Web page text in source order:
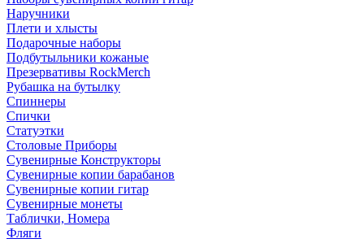
Наручники
Плети и хлысты
Подарочные наборы
Подбутыльники кожаные
Презервативы RockMerch
Рубашка на бутылку
Спиннеры
Спички
Статуэтки
Столовые Приборы
Сувенирные Конструкторы
Сувенирные копии барабанов
Сувенирные копии гитар
Сувенирные монеты
Таблички, Номера
Фляги